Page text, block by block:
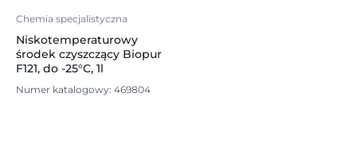
Chemia specjalistyczna
Niskotemperaturowy
środek czyszczący Biopur
F121, do -25°C, 1l
Numer katalogowy: 469804